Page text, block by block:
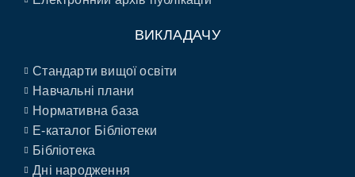
ВИКЛАДАЧУ
Стандарти вищої освіти
Навчальні плани
Нормативна база
E-каталог Бібліотеки
Бібліотека
Дні народження